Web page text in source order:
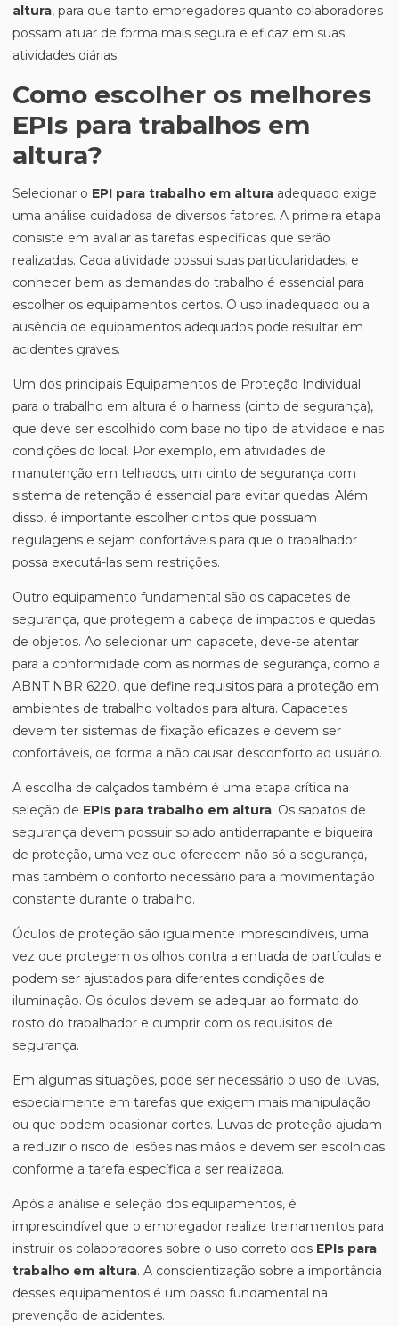
altura, para que tanto empregadores quanto colaboradores
possam atuar de forma mais segura e eficaz em suas
atividades diárias.
Como escolher os melhores
EPIs para trabalhos em
altura?
Selecionar o EPI para trabalho em altura adequado exige
uma análise cuidadosa de diversos fatores. A primeira etapa
consiste em avaliar as tarefas específicas que serão
realizadas. Cada atividade possui suas particularidades, e
conhecer bem as demandas do trabalho é essencial para
escolher os equipamentos certos. O uso inadequado ou a
ausência de equipamentos adequados pode resultar em
acidentes graves.
Um dos principais Equipamentos de Proteção Individual
para o trabalho em altura é o harness (cinto de segurança),
que deve ser escolhido com base no tipo de atividade e nas
condições do local. Por exemplo, em atividades de
manutenção em telhados, um cinto de segurança com
sistema de retenção é essencial para evitar quedas. Além
disso, é importante escolher cintos que possuam
regulagens e sejam confortáveis para que o trabalhador
possa executá-las sem restrições.
Outro equipamento fundamental são os capacetes de
segurança, que protegem a cabeça de impactos e quedas
de objetos. Ao selecionar um capacete, deve-se atentar
para a conformidade com as normas de segurança, como a
ABNT NBR 6220, que define requisitos para a proteção em
ambientes de trabalho voltados para altura. Capacetes
devem ter sistemas de fixação eficazes e devem ser
confortáveis, de forma a não causar desconforto ao usuário.
A escolha de calçados também é uma etapa crítica na
seleção de EPIs para trabalho em altura. Os sapatos de
segurança devem possuir solado antiderrapante e biqueira
de proteção, uma vez que oferecem não só a segurança,
mas também o conforto necessário para a movimentação
constante durante o trabalho.
Óculos de proteção são igualmente imprescindíveis, uma
vez que protegem os olhos contra a entrada de partículas e
podem ser ajustados para diferentes condições de
iluminação. Os óculos devem se adequar ao formato do
rosto do trabalhador e cumprir com os requisitos de
segurança.
Em algumas situações, pode ser necessário o uso de luvas,
especialmente em tarefas que exigem mais manipulação
ou que podem ocasionar cortes. Luvas de proteção ajudam
a reduzir o risco de lesões nas mãos e devem ser escolhidas
conforme a tarefa específica a ser realizada.
Após a análise e seleção dos equipamentos, é
imprescindível que o empregador realize treinamentos para
instruir os colaboradores sobre o uso correto dos EPIs para
trabalho em altura. A conscientização sobre a importância
desses equipamentos é um passo fundamental na
prevenção de acidentes.